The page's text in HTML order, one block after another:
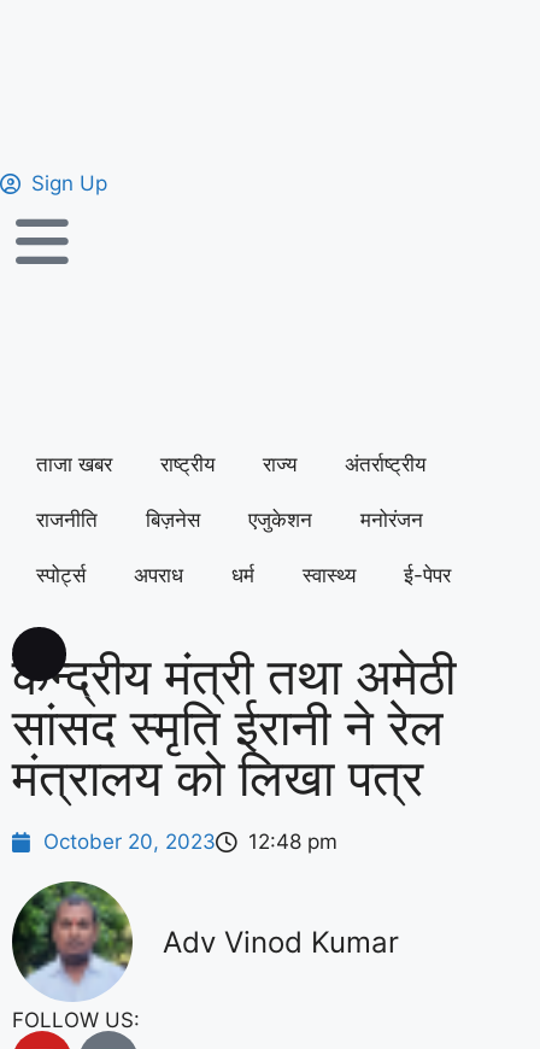
Sign Up
ताजा खबर राष्ट्रीय राज्य अंतर्राष्ट्रीय
राजनीति बिज़नेस एजुकेशन मनोरंजन
स्पोर्ट्स अपराध धर्म स्वास्थ्य ई-पेपर
केन्द्रीय मंत्री तथा अमेठी
सांसद स्मृति ईरानी ने रेल
मंत्रालय को लिखा पत्र
October 20, 2023 12:48 pm
Adv Vinod Kumar
FOLLOW US: